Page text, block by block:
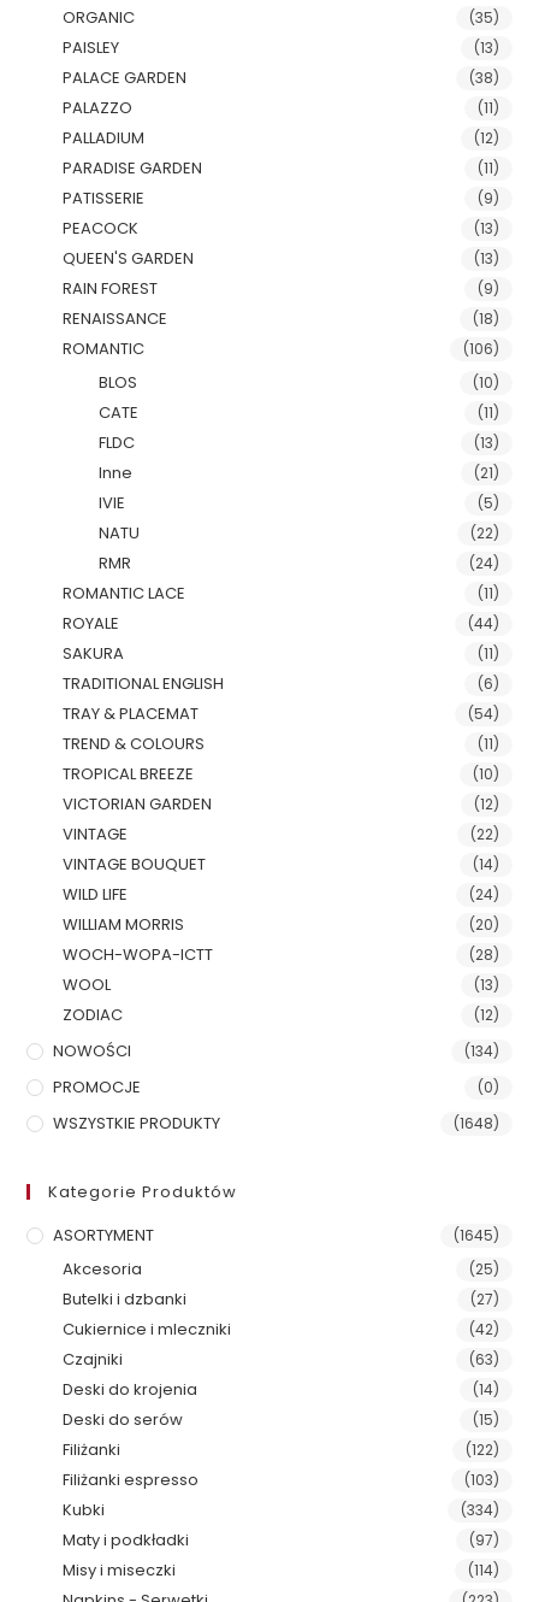
ORGANIC (35)
PAISLEY (13)
PALACE GARDEN (38)
PALAZZO (11)
PALLADIUM (12)
PARADISE GARDEN (11)
PATISSERIE (9)
PEACOCK (13)
QUEEN'S GARDEN (13)
RAIN FOREST (9)
RENAISSANCE (18)
ROMANTIC (106)
BLOS (10)
CATE (11)
FLDC (13)
Inne (21)
IVIE (5)
NATU (22)
RMR (24)
ROMANTIC LACE (11)
ROYALE (44)
SAKURA (11)
TRADITIONAL ENGLISH (6)
TRAY & PLACEMAT (54)
TREND & COLOURS (11)
TROPICAL BREEZE (10)
VICTORIAN GARDEN (12)
VINTAGE (22)
VINTAGE BOUQUET (14)
WILD LIFE (24)
WILLIAM MORRIS (20)
WOCH-WOPA-ICTT (28)
WOOL (13)
ZODIAC (12)
NOWOŚCI (134)
PROMOCJE (0)
WSZYSTKIE PRODUKTY (1648)
Kategorie Produktów
ASORTYMENT
(1645)
Akcesoria (25)
Butelki i dzbanki (27)
Cukiernice i mleczniki (42)
Czajniki (63)
Deski do krojenia (14)
Deski do serów (15)
Filiżanki (122)
Filiżanki espresso (103)
Kubki (334)
Maty i podkładki (97)
Misy i miseczki (114)